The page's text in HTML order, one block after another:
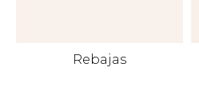
Rebajas